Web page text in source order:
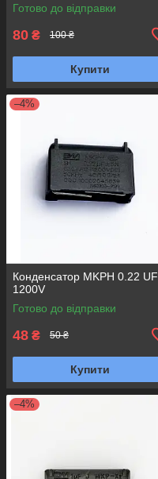
Готово до відправки
80 ₴ 100 ₴
Купити
–4%
Конденсатор MKPH 0.22 UF
1200V
Готово до відправки
48 ₴ 50 ₴
Купити
–4%